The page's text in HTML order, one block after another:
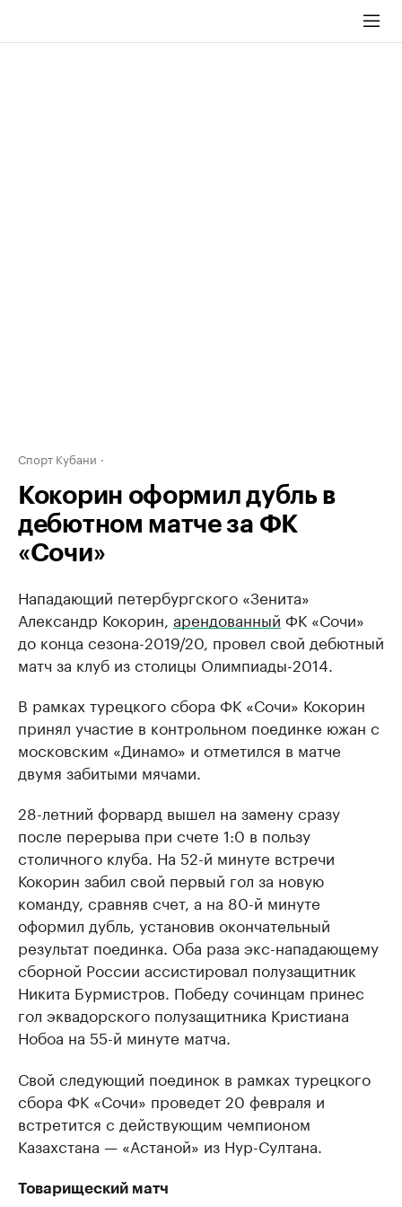
Спорт Кубани
Кокорин оформил дубль в
дебютном матче за ФК
«Сочи»
Нападающий петербургского «Зенита»
Александр Кокорин, арендованный ФК «Сочи»
до конца сезона-2019/20, провел свой дебютный
матч за клуб из столицы Олимпиады-2014.
В рамках турецкого сбора ФК «Сочи» Кокорин
принял участие в контрольном поединке южан с
московским «Динамо» и отметился в матче
двумя забитыми мячами.
28-летний форвард вышел на замену сразу
после перерыва при счете 1:0 в пользу
столичного клуба. На 52-й минуте встречи
Кокорин забил свой первый гол за новую
команду, сравняв счет, а на 80-й минуте
оформил дубль, установив окончательный
результат поединка. Оба раза экс-нападающему
сборной России ассистировал полузащитник
Никита Бурмистров. Победу сочинцам принес
гол эквадорского полузащитника Кристиана
Нобоа на 55-й минуте матча.
Свой следующий поединок в рамках турецкого
сбора ФК «Сочи» проведет 20 февраля и
встретится с действующим чемпионом
Казахстана — «Астаной» из Нур-Султана.
Товарищеский матч